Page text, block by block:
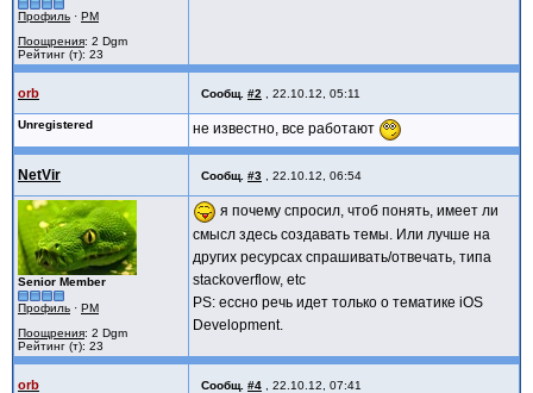
Профиль · PM
Поощрения: 2 Dgm
Рейтинг (т): 23
orb Сообщ. #2 22.10.12, 05:11
Unregistered не известно, все работают
NetVir Сообщ. #3 22.10.12, 06:54
Senior Member
Профиль · PM
Поощрения: 2 Dgm
Рейтинг (т): 23
я почему спросил, чтоб понять, имеет ли
смысл здесь создавать темы. Или лучше на
других ресурсах спрашивать/отвечать, типа
stackoverflow, etc
PS: ессно речь идет только о тематике iOS
Development.
orb Сообщ. #4 22.10.12, 07:41